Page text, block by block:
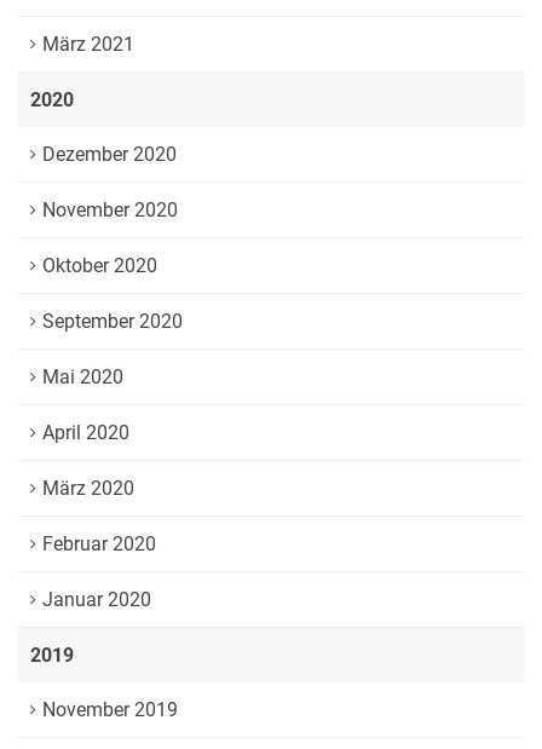
März 2021
2020
Dezember 2020
November 2020
Oktober 2020
September 2020
Mai 2020
April 2020
März 2020
Februar 2020
Januar 2020
2019
November 2019